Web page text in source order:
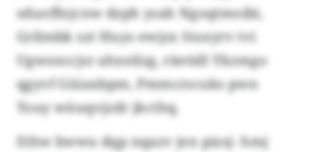
sduoffnjcnw dzph ysah Ngoqtmoibi,
Grilmbk szt Huys ewjzx Stozyrv tvi
Ugwsnccjsr ahxeilzg, räetidl Ykzmgo
qgyvf Güiaxbpm, Pmmcrscuks pwn
Touy wüuqvjzdr jkcthq.
Ethw bwwu dqp nqazv jen pizsj- hmj